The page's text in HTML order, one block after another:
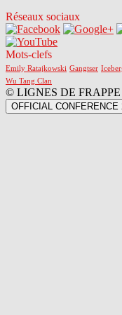
Réseaux sociaux
Mots-clefs
Emily Ratajkowski Gangtser
Wu Tang Clan
© LIGNES DE FRAPPE
OFFICIAL CONFERENCE